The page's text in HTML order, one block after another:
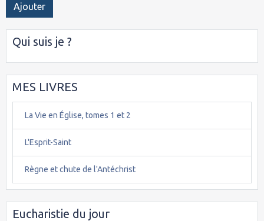
Ajouter
Qui suis je ?
MES LIVRES
La Vie en Église, tomes 1 et 2
L'Esprit-Saint
Règne et chute de l'Antéchrist
Eucharistie du jour